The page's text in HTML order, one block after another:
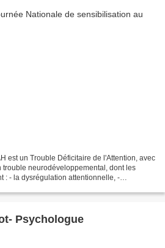
est un Trouble Déficitaire de l'Attention, avec
trouble neurodéveloppemental, dont les
: - la dysrégulation attentionnelle, -
Psychologue